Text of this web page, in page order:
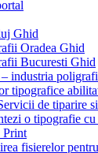
Ghid
Oradea Ghid
Bucuresti Ghid
industria
tipografice
de tiparire
o tipografie
Print
fisierelor